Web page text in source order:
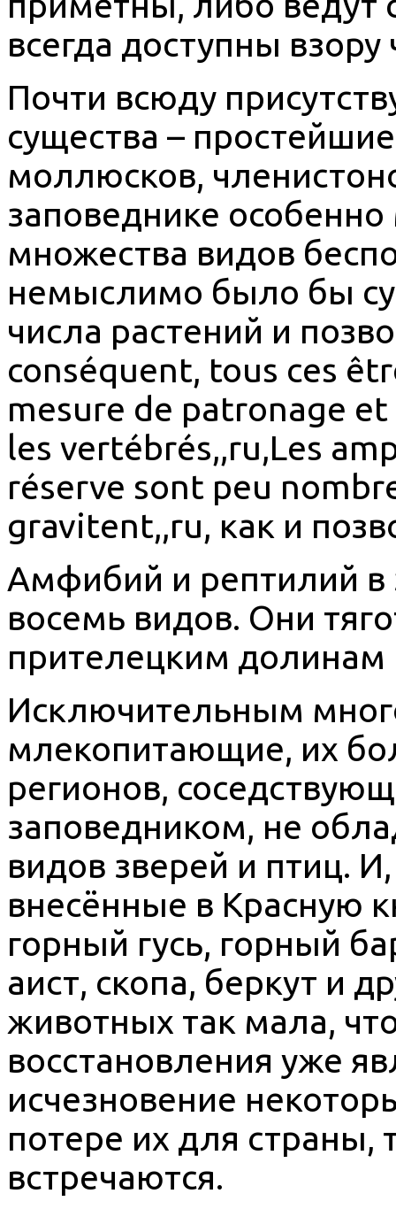
всегда доступны взору
Почти всюду
существа –
моллюсков,
заповеднике
множества видов
немыслимо было бы
числа растений и
conséquent, tous ces
mesure de patronage
les vertébrés,,ru,Les
réserve sont peu
gravitent,,ru, как и
Амфибий и рептилий в
восемь видов. Они
прителецким долинам
Исключительным
млекопитающие, их
регионов,
заповедником, не
видов зверей и птиц.
внесённые в Красную
горный гусь, горный
аист, скопа, беркут и
животных так мала,
восстановления уже
исчезновение
потере их для страны,
встречаются.